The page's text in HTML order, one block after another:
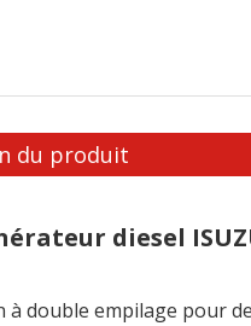
du produit
diesel
à double empilage pour